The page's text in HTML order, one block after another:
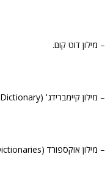
– מילון דוט קום.
– מילון קיימברידג' (Cambridge Advanced Learner's Dictionary).
– מילון אוקספורד (Oxford Dictionaries).